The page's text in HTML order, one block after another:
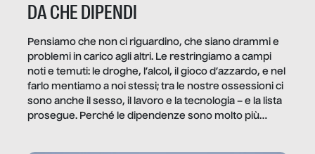
DA CHE DIPENDI
Pensiamo che non ci riguardino, che siano drammi e
problemi in carico agli altri. Le restringiamo a campi
noti e temuti: le droghe, l’alcol, il gioco d’azzardo, e nel
farlo mentiamo a noi stessi; tra le nostre ossessioni ci
sono anche il sesso, il lavoro e la tecnologia – e la lista
prosegue. Perché le dipendenze sono molto più